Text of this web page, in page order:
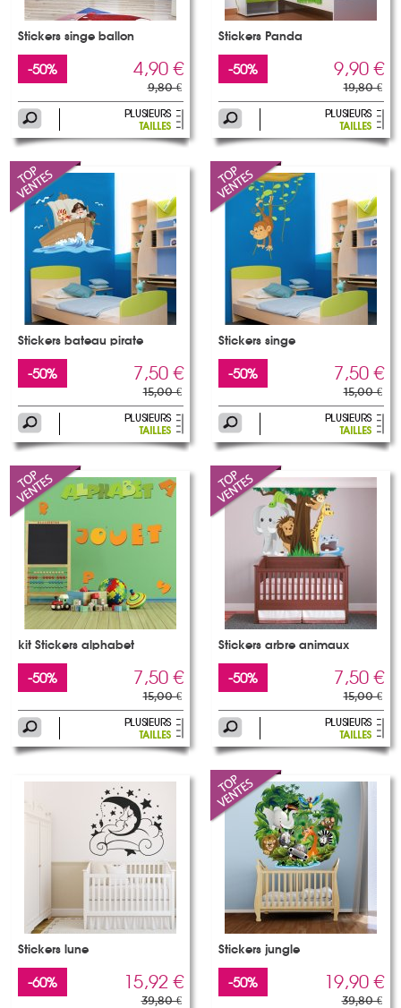
Stickers singe ballon
-50% 4,90 €
9,80 €
Stickers Panda
-50% 9,90 €
19,80 €
Stickers bateau pirate
-50% 7,50 €
15,00 €
Stickers singe
-50% 7,50 €
15,00 €
kit Stickers alphabet
-50% 7,50 €
15,00 €
Stickers arbre animaux
-50% 7,50 €
15,00 €
Stickers lune
-60% 15,92 €
39,80 €
Stickers jungle
-50% 19,90 €
39,80 €